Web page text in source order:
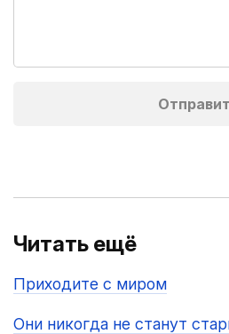
Читать ещё
Приходите с миром
Они никогда не станут